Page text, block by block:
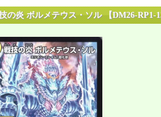
の炎 ボルメテウス・ソル 【DM26-RP1-